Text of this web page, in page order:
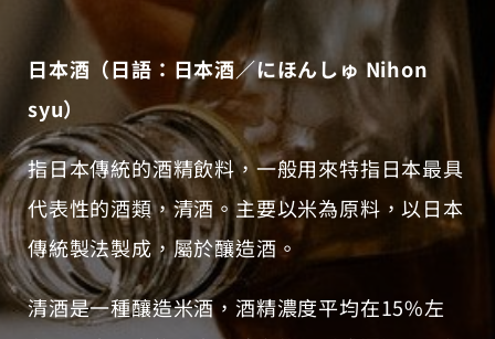
日本酒（日語：日本酒／にほんしゅ Nihon
syu）
指日本傳統的酒精飲料，一般用來特指日本最具
代表性的酒類，清酒。主要以米為原料，以日本
傳統製法製成，屬於釀造酒。
清酒是一種釀造米酒，酒精濃度平均在15%左